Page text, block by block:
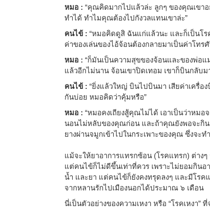
หมอ : “คุณคิดมากไปแล้วล่ะ ลูกๆ ของคุณเขา
ทำได้ ทำไมคุณต้องไปกังวลแทนเขาล่ะ”
คนไข้ : “หมอคิดดูสิ ฉันแก่แล้วนะ และก็เป็นโ
ค่าของเล่นของไอ้จ้อนต้องกลายมาเป็นค่าโทร
หมอ : “ก็มันเป็นความสุขของจ้อนและของพ่อ
แล้วอีกไม่นาน จ้อนเขาปิดเทอม เขาก็บินกลับ
คนไข้ : “ยิ่งแล้วใหญ่ บินไปบินมา เสียค่าเครื่อ
กันบ่อย หมอคิดว่าคุ้มหรือ”
หมอ : “หมอคงเถียงสู้คุณไม่ได้ เอาเป็นว่าหมอ
นอนไม่หลับของคุณก่อน และถ้าคุณยังพอจะกิน
ยางผ่านจมูกเข้าไปในกระเพาะของคุณ ซึ่งจะ
แม้จะให้ยาอาการแทรกซ้อน (โรคแทรก) ต่าง
แต่คนไข้ก็ไม่ดีขึ้นเท่าที่ควร เพราะไม่ยอมกินอ
น้ำ และยา แต่คนไข้ก็ยังคงทรุดลงๆ และมีโร
จากหลานรักไปเมืองนอกได้ประมาณ ๖ เดือน
นี่เป็นตัวอย่างของความเหงา หรือ “โรคเหงา